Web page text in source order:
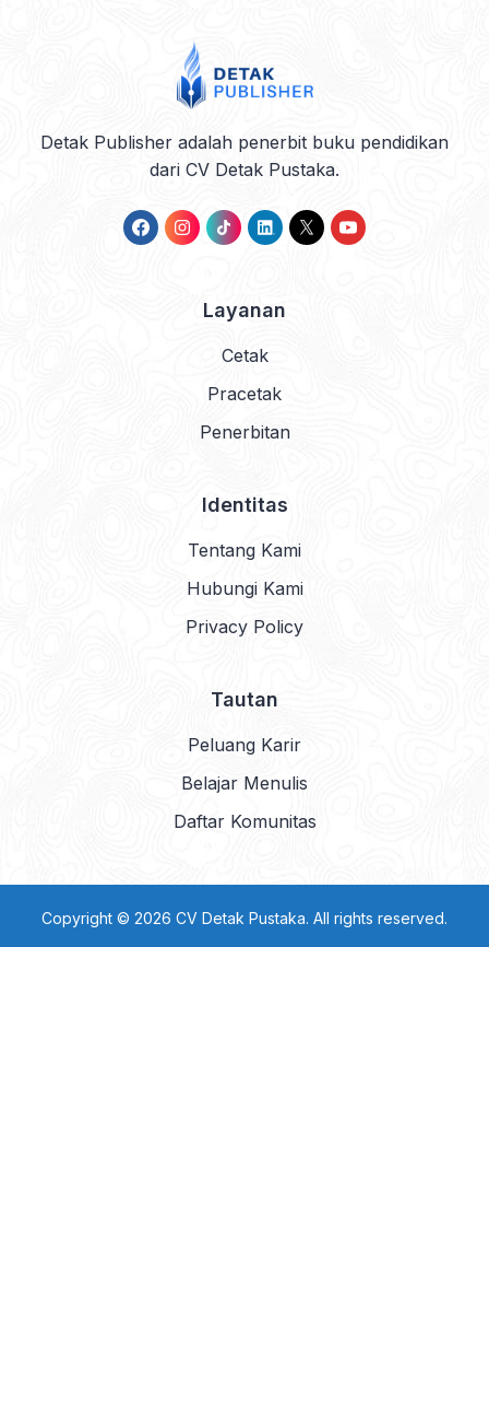
Detak Publisher adalah penerbit buku pendidikan
dari CV Detak Pustaka.
Layanan
Cetak
Pracetak
Penerbitan
Identitas
Tentang Kami
Hubungi Kami
Privacy Policy
Tautan
Peluang Karir
Belajar Menulis
Daftar Komunitas
Copyright © 2026 CV Detak Pustaka. All rights reserved.